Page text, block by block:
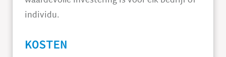
individu.
KOSTEN